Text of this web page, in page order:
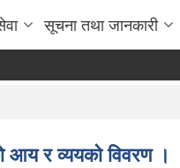
सूचना तथा जानकारी
र व्ययको विवरण ।